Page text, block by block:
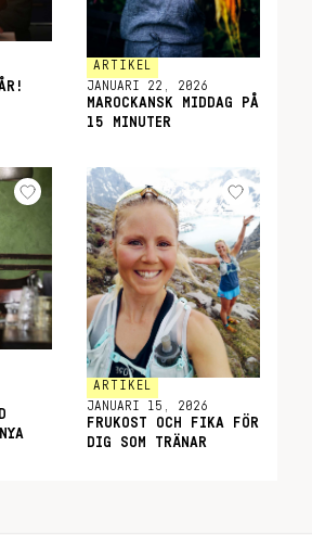
ARTIKEL
JANUARI 22, 2026
MAROCKANSK MIDDAG PÅ
15 MINUTER
ARTIKEL
JANUARI 15, 2026
FRUKOST OCH FIKA FÖR
DIG SOM TRÄNAR